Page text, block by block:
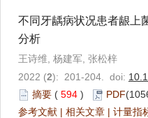
不同牙龋病状况患者龈上
分析
王诗维, 杨建军, 张松梓
2022 (2): 201-204. doi:
摘要 ( 594 ) PDF
参考文献 | 相关文章 | 计量指